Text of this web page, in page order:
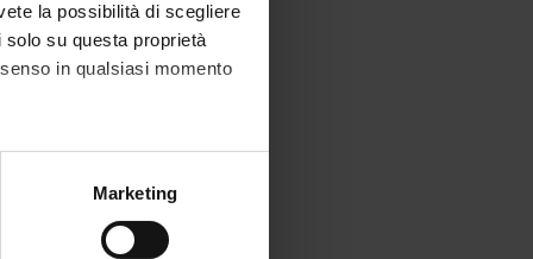
la possibilità di scegliere
su questa proprietà
in qualsiasi momento
metro,Marketing